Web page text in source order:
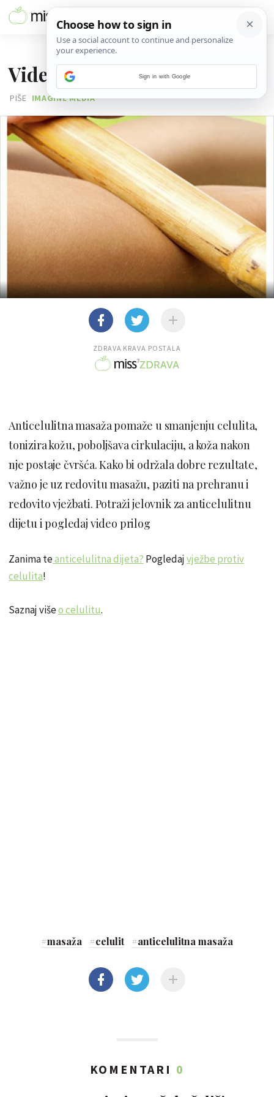
Video: masaža protiv celulita
PIŠE IMAGINE MEDIA
ZDRAVA KRAVA POSTALA
Anticelulitna masaža pomaže u smanjenju celulita,
tonizira kožu, poboljšava cirkulaciju, a koža nakon
nje postaje čvršća. Kako bi održala dobre rezultate,
važno je uz redovitu masažu, paziti na prehranu i
redovito vježbati. Potraži jelovnik za anticelulitnu
dijetu i pogledaj video prilog
Zanima teanticelulitna dijeta? Pogledajvježbe protiv
celulita!
Saznaj višeo celulitu.
#masaža #celulit #anticelulitna masaža
KOMENTARI 0
Sign in with Google